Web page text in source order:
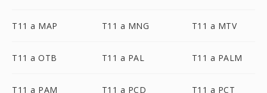
T11 a MAP T11 a MNG T11 a MTV
T11 a OTB T11 a PAL T11 a PALM
T11 a PAM T11 a PCD T11 a PCT